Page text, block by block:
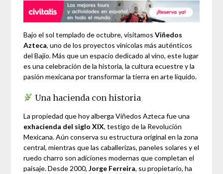
Bajo el sol templado de octubre, visitamosViñedos
Azteca, uno de los proyectos vinícolas más auténticos
del Bajío. Más que un espacio dedicado al vino, este lugar
es una celebración de la historia, la cultura ecuestre y la
pasión mexicana por transformar la tierra en arte líquido.
Una hacienda con historia
La propiedad que hoy alberga Viñedos Azteca fue una
exhacienda del siglo XIX, testigo de la Revolución
Mexicana. Aún conserva su estructura original en la zona
central, mientras que las caballerizas, paneles solares y el
ruedo charro son adiciones modernas que completan el
paisaje. Desde 2000,Jorge Ferreira, su propietario, ha